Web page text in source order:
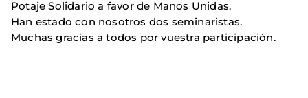
Potaje Solidario a favor de Manos Unidas.
Han estado con nosotros dos seminaristas.
Muchas gracias a todos por vuestra participación.